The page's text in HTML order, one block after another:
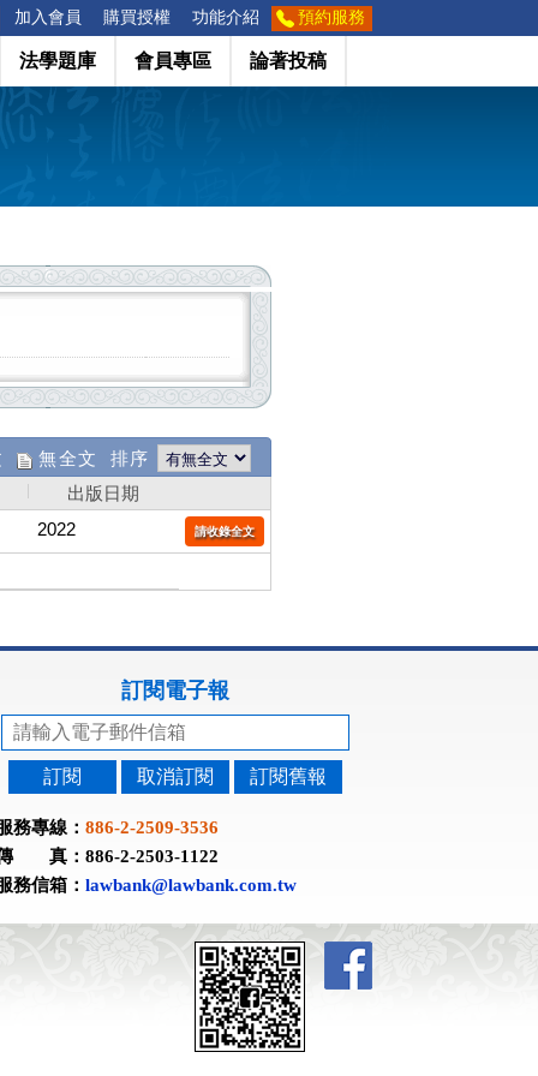
加入會員 購買授權 功能介紹 預約服務
法學題庫 會員專區 論著投稿
無全文 排序
出版日期
2022 請收錄全文
訂閱電子報
訂閱 取消訂閱 訂閱舊報
務專線： 886-2-2509-3536
真：886-2-2503-1122
務信箱： lawbank@lawbank.com.tw